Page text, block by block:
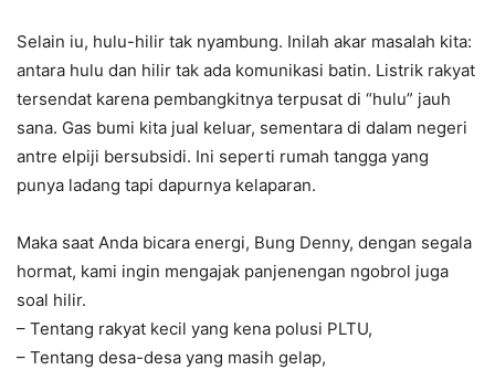
Selain iu, hulu-hilir tak nyambung. Inilah akar masalah kita:
antara hulu dan hilir tak ada komunikasi batin. Listrik rakyat
tersendat karena pembangkitnya terpusat di “hulu” jauh
sana. Gas bumi kita jual keluar, sementara di dalam negeri
antre elpiji bersubsidi. Ini seperti rumah tangga yang
punya ladang tapi dapurnya kelaparan.
Maka saat Anda bicara energi, Bung Denny, dengan segala
hormat, kami ingin mengajak panjenengan ngobrol juga
soal hilir.
– Tentang rakyat kecil yang kena polusi PLTU,
– Tentang desa-desa yang masih gelap,